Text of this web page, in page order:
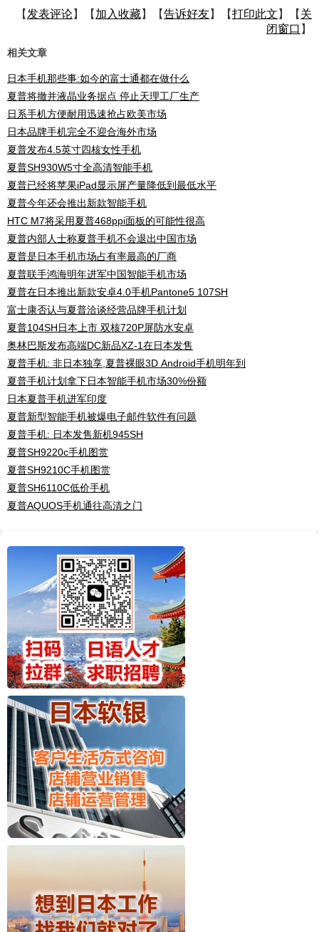
【 发表评论】【 加入收藏】【告诉好友】【打印此文 】【 关
闭窗口 】
相关文章
日本手机那些事:如今的富士通都在做什么
夏普将撤并液晶业务据点 停止天理工厂生产
日系手机方便耐用迅速抢占欧美市场
日本品牌手机完全不迎合海外市场
夏普发布4.5英寸四核女性手机
夏普SH930W5寸全高清智能手机
夏普已经将苹果iPad显示屏产量降低到最低水平
夏普今年还会推出新款智能手机
HTC M7将采用夏普468ppi面板的可能性很高
夏普内部人士称夏普手机不会退出中国市场
夏普是日本手机市场占有率最高的厂商
夏普联手鸿海明年进军中国智能手机市场
夏普在日本推出新款安卓4.0手机Pantone5 107SH
富士康否认与夏普洽谈经营品牌手机计划
夏普104SH日本上市 双核720P屏防水安卓
奥林巴斯发布高端DC新品XZ-1在日本发售
夏普手机: 非日本独享,夏普裸眼3D Android手机明年到
夏普手机计划拿下日本智能手机市场30%份额
日本夏普手机进军印度
夏普新型智能手机被爆电子邮件软件有问题
夏普手机: 日本发售新机945SH
夏普SH9220c手机图赏
夏普SH9210C手机图赏
夏普SH6110C低价手机
夏普AQUOS手机通往高清之门